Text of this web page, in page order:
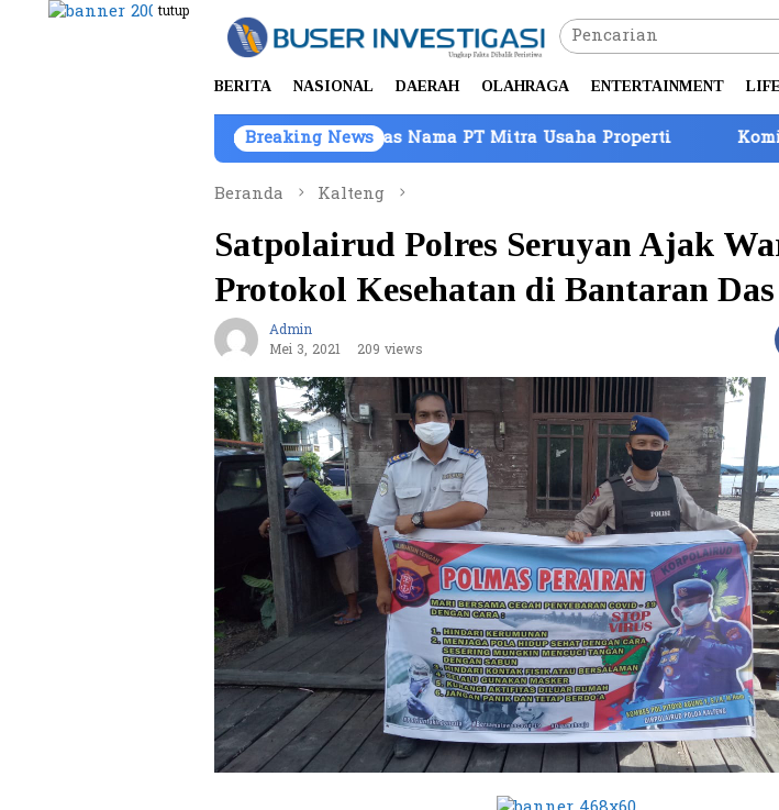
Loncat
tutup
BERITA NASIONAL DAERAH OLAHRAGA ENTERTAINMENT
Breaking News
Barang Bukti Atas Nama PT Mitra Usaha Properti Komisi IV DPR Tinjau
Beranda
Kalteng
Satpolairud Polres Seruyan Ajak
Protokol Kesehatan di Bantaran
Admin
Mei 3, 2021
209 views